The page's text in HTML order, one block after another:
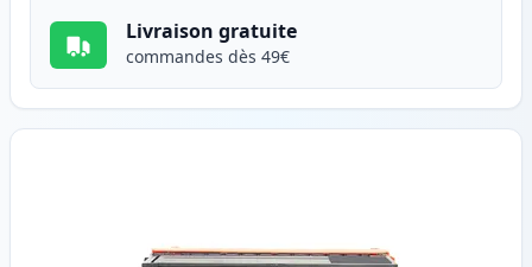
Livraison gratuite
commandes dès 49€